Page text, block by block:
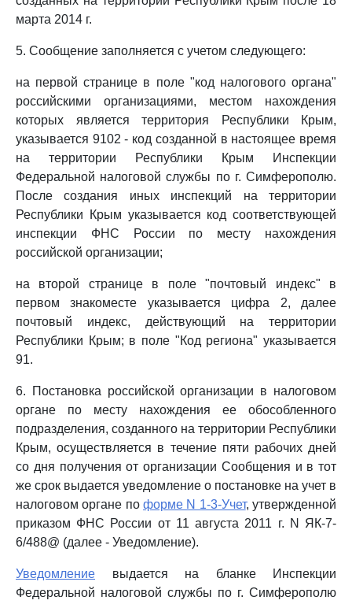
марта 2014 г.
5. Сообщение заполняется с учетом следующего:
на первой странице в поле "код налогового органа"
российскими организациями, местом нахождения
которых является территория Республики Крым,
указывается 9102 - код созданной в настоящее время
на территории Республики Крым Инспекции
Федеральной налоговой службы по г. Симферополю.
После создания иных инспекций на территории
Республики Крым указывается код соответствующей
инспекции ФНС России по месту нахождения
российской организации;
на второй странице в поле "почтовый индекс" в
первом знакоместе указывается цифра 2, далее
почтовый индекс, действующий на территории
Республики Крым; в поле "Код региона" указывается
91.
6. Постановка российской организации в налоговом
органе по месту нахождения ее обособленного
подразделения, созданного на территории Республики
Крым, осуществляется в течение пяти рабочих дней
со дня получения от организации Сообщения и в тот
же срок выдается уведомление о постановке на учет в
налоговом органе по форме N 1-3-Учет, утвержденной
приказом ФНС России от 11 августа 2011 г. N ЯК-7-
6/488@ (далее - Уведомление).
Уведомление выдается на бланке Инспекции
Федеральной налоговой службы по г. Симферополю